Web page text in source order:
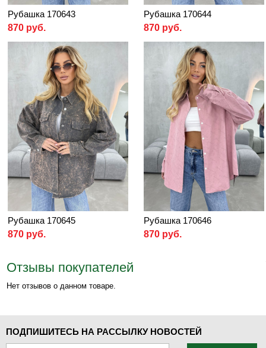
Рубашка 170643
870 руб.
Рубашка 170644
870 руб.
Рубашка 170645
870 руб.
Рубашка 170646
870 руб.
Отзывы покупателей
Нет отзывов о данном товаре.
ПОДПИШИТЕСЬ НА РАССЫЛКУ НОВОСТЕЙ